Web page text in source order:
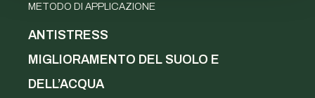
METODO DI APPLICAZIONE
ANTISTRESS
MIGLIORAMENTO DEL SUOLO E
DELL’ACQUA